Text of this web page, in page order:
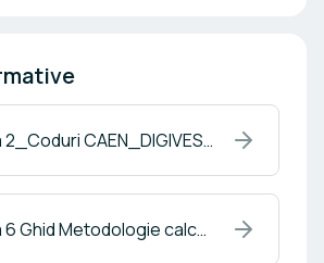
Anexa 2_Coduri CAEN_DIGIVEST2_0_pt review.pdf
Anexa 6 Ghid Metodologie calcul pentru întreprinderi partenere sau legate.pdf